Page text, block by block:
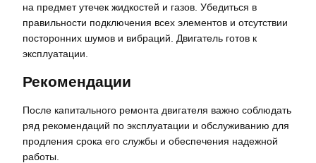
на предмет утечек жидкостей и газов. Убедиться в
правильности подключения всех элементов и отсутствии
посторонних шумов и вибраций. Двигатель готов к
эксплуатации.
Рекомендации
После капитального ремонта двигателя важно соблюдать
ряд рекомендаций по эксплуатации и обслуживанию для
продления срока его службы и обеспечения надежной
работы.